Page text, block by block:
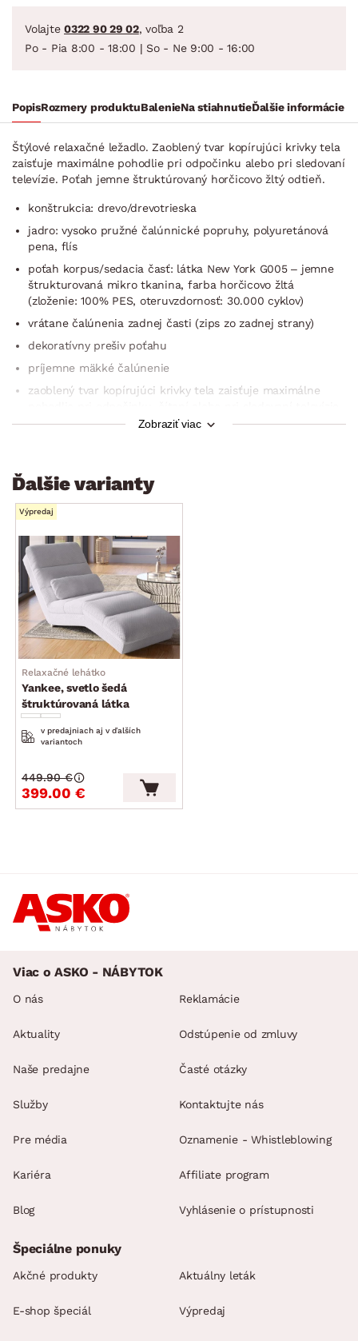
Volajte 0322 90 29 02, voľba 2
Po - Pia 8:00 - 18:00 | So - Ne 9:00 - 16:00
PopisRozmery produktuBalenieNa stiahnutieĎalšie informácie
Štýlové relaxačné ležadlo. Zaoblený tvar kopírujúci krivky tela
zaisťuje maximálne pohodlie pri odpočinku alebo pri sledovaní
televízie. Poťah jemne štruktúrovaný horčicovo žltý odtieň.
konštrukcia: drevo/drevotrieska
jadro: vysoko pružné čalúnnické popruhy, polyuretánová
pena, flís
poťah korpus/sedacia časť: látka New York G005 – jemne
štrukturovaná mikro tkanina, farba horčicovo žltá
(zloženie: 100% PES, oteruvzdornosť: 30.000 cyklov)
vrátane čalúnenia zadnej časti (zips zo zadnej strany)
dekoratívny prešiv poťahu
príjemne mäkké čalúnenie
zaoblený tvar kopírujúci krivky tela zaisťuje maximálne
1× bedrový vankúš (rozmer cca 63×23 cm, bočný zips,
čierne prízemný klzáky
výška sedadla: cca 27–30 cm
vhodné kombinovať aj k sedacím súpravám
do obývacích izieb, spální, zimných záhrad, vstupných hál
alebo kamkoľvek, kde sa chcete príjemne uvoľniť
Zobraziť viac
Ďalšie varianty
Výpredaj
Relaxačné lehátko
Yankee, svetlo šedá
štruktúrovaná látka
v predajniach aj v ďalších
variantoch
399.00 €
449.90 €
Viac o ASKO - NÁBYTOK
O nás
Aktuality
Naše predajne
Služby
Pre média
Kariéra
Blog
Reklamácie
Odstúpenie od zmluvy
Časté otázky
Kontaktujte nás
Oznamenie - Whistleblowing
Affiliate program
Vyhlásenie o prístupnosti
Špeciálne ponuky
Akčné produkty Aktuálny leták
E-shop špeciál Výpredaj